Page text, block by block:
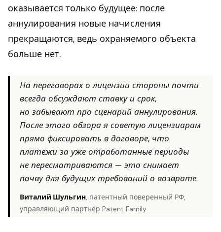
оказывается только будущее: после
аннулирования новые начисления
прекращаются, ведь охраняемого объекта
больше нет.
На переговорах о лицензии стороны почти
всегда обсуждают ставку и срок,
но забывают про сценарий аннулирования.
После этого обзора я советую лицензиарам
прямо фиксировать в договоре, что
платежи за уже отработанные периоды
не пересматриваются — это снимает
почву для будущих требований о возврате.
Виталий Шульгин, патентный поверенный РФ,
управляющий партнёр Patent Family